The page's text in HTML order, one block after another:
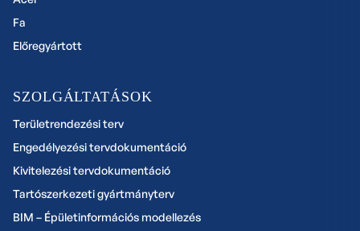
Fa
Előregyártott
SZOLGÁLTATÁSOK
Területrendezési terv
Engedélyezési tervdokumentáció
Kivitelezési tervdokumentáció
Tartószerkezeti gyártmányterv
BIM – Épületinformációs modellezés